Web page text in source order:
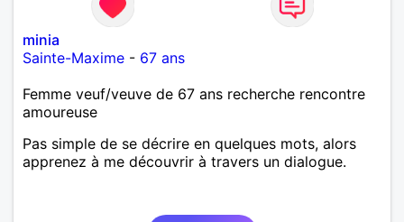
minia
Sainte-Maxime - 67 ans
Femme veuf/veuve de 67 ans recherche rencontre
amoureuse
Pas simple de se décrire en quelques mots, alors
apprenez à me découvrir à travers un dialogue.